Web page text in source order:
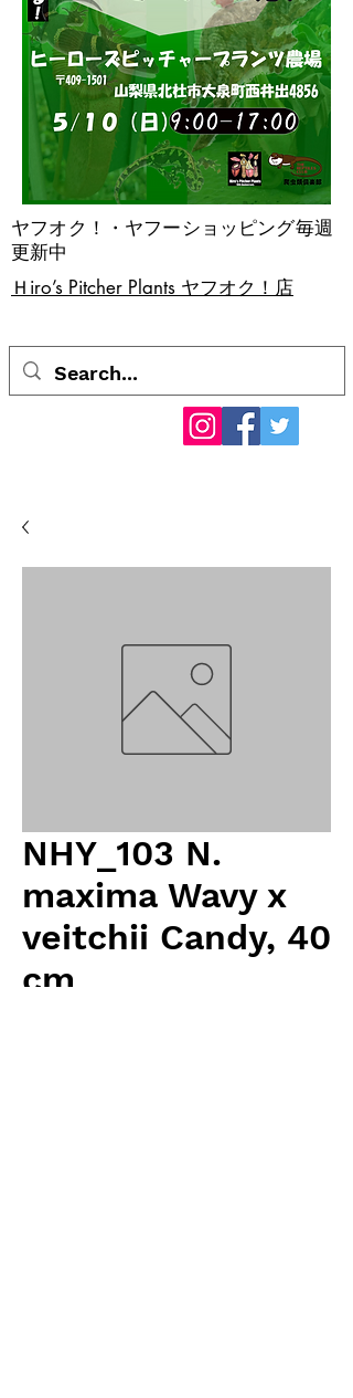
​Ｈiro’s Pitcher Plants ヤフオク！店
ヤフオク！・ヤフーショッピング毎週
更新中
NHY_103 N.
maxima Wavy x
veitchii Candy, 40
cm